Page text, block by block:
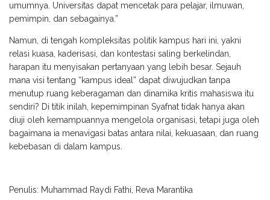
umumnya. Universitas dapat mencetak para pelajar, ilmuwan,
pemimpin, dan sebagainya.”
Namun, di tengah kompleksitas politik kampus hari ini, yakni
relasi kuasa, kaderisasi, dan kontestasi saling berkelindan,
harapan itu menyisakan pertanyaan yang lebih besar. Sejauh
mana visi tentang “kampus ideal” dapat diwujudkan tanpa
menutup ruang keberagaman dan dinamika kritis mahasiswa itu
sendiri? Di titik inilah, kepemimpinan Syafnat tidak hanya akan
diuji oleh kemampuannya mengelola organisasi, tetapi juga oleh
bagaimana ia menavigasi batas antara nilai, kekuasaan, dan ruang
kebebasan di dalam kampus.
Penulis: Muhammad Raydi Fathi, Reva Marantika